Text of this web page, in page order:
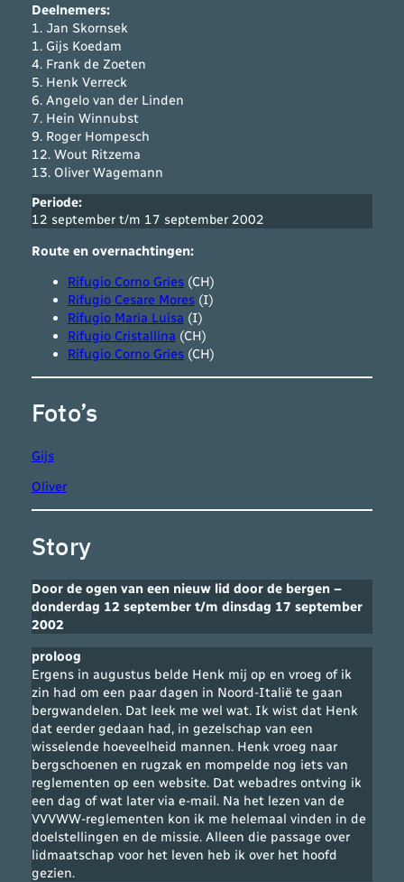
Deelnemers:
1. Jan Skornsek
1. Gijs Koedam
4. Frank de Zoeten
5. Henk Verreck
6. Angelo van der Linden
7. Hein Winnubst
9. Roger Hompesch
12. Wout Ritzema
13. Oliver Wagemann
Periode:
12 september t/m 17 september 2002
Route en overnachtingen:
Rifugio Corno Gries(CH)
Rifugio Cesare Mores(I)
Rifugio Maria Luisa (I)
Rifugio Cristallina (CH)
Rifugio Corno Gries(CH)
Foto’s
Gijs
Oliver
Story
Door de ogen van een nieuw lid door de bergen –
donderdag 12 september t/m dinsdag 17 september
2002
proloog
Ergens in augustus belde Henk mij op en vroeg of ik
zin had om een paar dagen in Noord-Italië te gaan
bergwandelen. Dat leek me wel wat. Ik wist dat Henk
dat eerder gedaan had, in gezelschap van een
wisselende hoeveelheid mannen. Henk vroeg naar
bergschoenen en rugzak en mompelde nog iets van
reglementen op een website. Dat webadres ontving ik
een dag of wat later via e-mail. Na het lezen van de
VVVWW-reglementen kon ik me helemaal vinden in de
doelstellingen en de missie. Alleen die passage over
lidmaatschap voor het leven heb ik over het hoofd
gezien.